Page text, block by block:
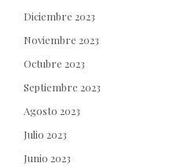
Diciembre 2023
Noviembre 2023
Octubre 2023
Septiembre 2023
Agosto 2023
Julio 2023
Junio 2023